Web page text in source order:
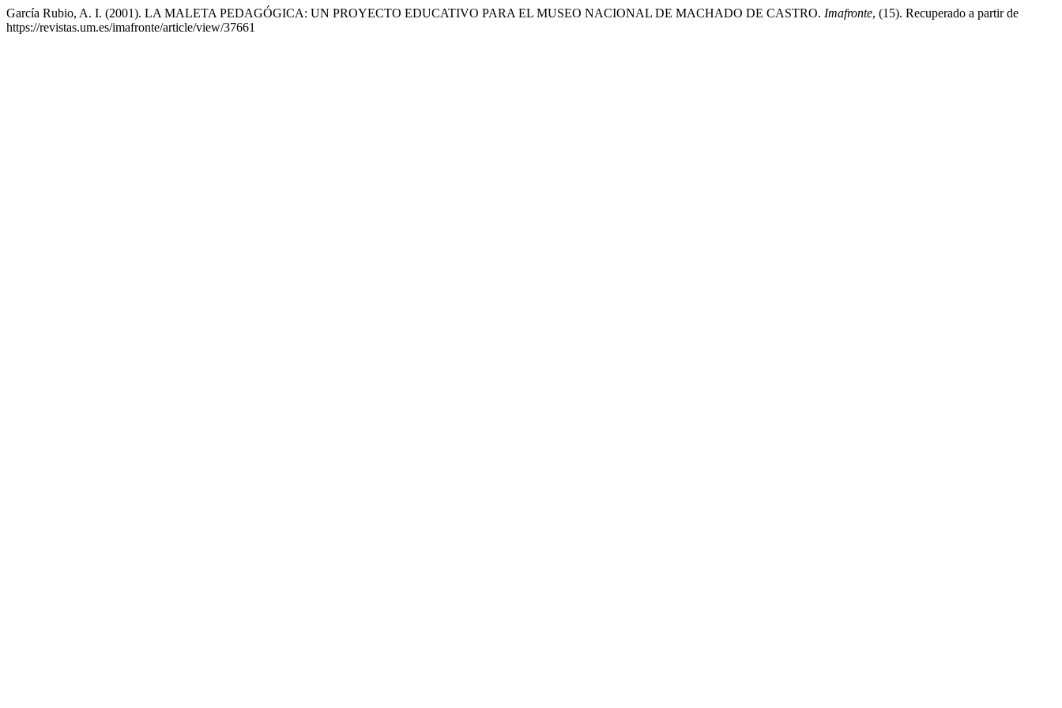
García Rubio, A. I. (2001). LA MALETA PEDAGÓGICA: UN PROYECTO EDUCATIVO PARA EL MUSEO NACIONAL DE MACHADO DE CASTRO. Imafronte, (15). Recuperado a partir de
https://revistas.um.es/imafronte/article/view/37661